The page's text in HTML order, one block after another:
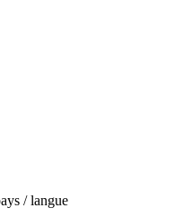
/ langue